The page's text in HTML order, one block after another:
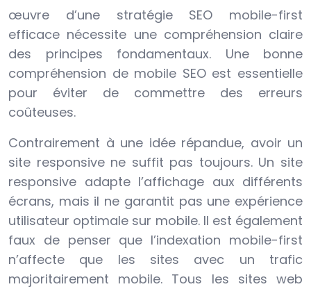
œuvre d’une stratégie SEO mobile-first
efficace nécessite une compréhension claire
des principes fondamentaux. Une bonne
compréhension de mobile SEO est essentielle
pour éviter de commettre des erreurs
coûteuses.
Contrairement à une idée répandue, avoir un
site responsive ne suffit pas toujours. Un site
responsive adapte l’affichage aux différents
écrans, mais il ne garantit pas une expérience
utilisateur optimale sur mobile. Il est également
faux de penser que l’indexation mobile-first
n’affecte que les sites avec un trafic
majoritairement mobile. Tous les sites web